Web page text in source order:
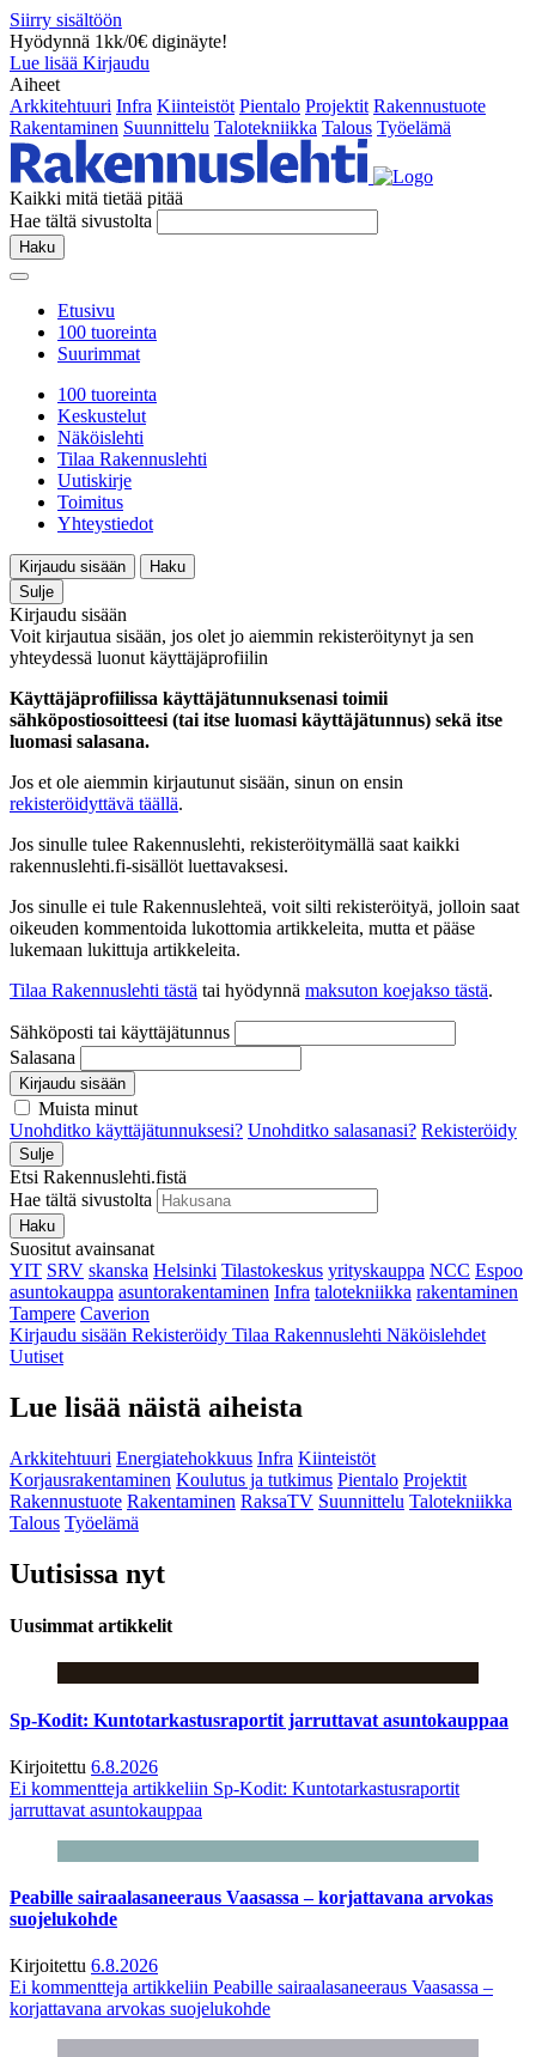
Siirry sisältöön
Hyödynnä 1kk/0€ diginäyte!
Lue lisää Kirjaudu
Aiheet
Arkkitehtuuri Infra Kiinteistöt Pientalo Projektit Rakennustuote
Rakentaminen Suunnittelu Talotekniikka Talous Työelämä
Kaikki mitä tietää pitää
Hae tältä sivustolta
Haku
Etusivu
100 tuoreinta
Suurimmat
100 tuoreinta
Keskustelut
Näköislehti
Tilaa Rakennuslehti
Uutiskirje
Toimitus
Yhteystiedot
Kirjaudu sisään
Haku
Sulje
Kirjaudu sisään
Voit kirjautua sisään, jos olet jo aiemmin rekisteröitynyt ja sen
yhteydessä luonut käyttäjäprofiilin
Käyttäjäprofiilissa käyttäjätunnuksenasi toimii
sähköpostiosoitteesi (tai itse luomasi käyttäjätunnus) sekä itse
luomasi salasana.
Jos et ole aiemmin kirjautunut sisään, sinun on ensin
rekisteröidyttävä täällä.
Jos sinulle tulee Rakennuslehti, rekisteröitymällä saat kaikki
rakennuslehti.fi-sisällöt luettavaksesi.
Jos sinulle ei tule Rakennuslehteä, voit silti rekisteröityä, jolloin saat
oikeuden kommentoida lukottomia artikkeleita, mutta et pääse
lukemaan lukittuja artikkeleita.
Tilaa Rakennuslehti tästä tai hyödynnä maksuton koejakso tästä.
Sähköposti tai käyttäjätunnus
Salasana
Kirjaudu sisään
Muista minut
Unohditko käyttäjätunnuksesi? Unohditko salasanasi? Rekisteröidy
Sulje
Etsi Rakennuslehti.fistä
Hae tältä sivustolta
Haku
Suositut avainsanat
YIT SRV skanska Helsinki Tilastokeskus yrityskauppa NCC Espoo
asuntokauppa asuntorakentaminen Infra talotekniikka rakentaminen
Tampere Caverion
Kirjaudu sisään Rekisteröidy Tilaa Rakennuslehti Näköislehdet
Uutiset
Lue lisää näistä aiheista
Arkkitehtuuri Energiatehokkuus Infra Kiinteistöt
Korjausrakentaminen Koulutus ja tutkimus Pientalo Projektit
Rakennustuote Rakentaminen RaksaTV Suunnittelu Talotekniikka
Talous Työelämä
Uutisissa nyt
Uusimmat artikkelit
Sp-Kodit: Kuntotarkastusraportit jarruttavat asuntokauppaa
Kirjoitettu 6.8.2026
Ei kommentteja artikkeliin Sp-Kodit: Kuntotarkastusraportit
jarruttavat asuntokauppaa
Peabille sairaalasaneeraus Vaasassa – korjattavana arvokas
suojelukohde
Kirjoitettu 6.8.2026
Ei kommentteja artikkeliin Peabille sairaalasaneeraus Vaasassa –
korjattavana arvokas suojelukohde